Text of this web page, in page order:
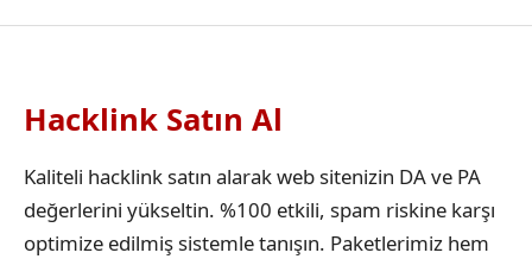
Hacklink Satın Al
Kaliteli hacklink satın alarak web sitenizin DA ve PA
değerlerini yükseltin. %100 etkili, spam riskine karşı
optimize edilmiş sistemle tanışın. Paketlerimiz hem